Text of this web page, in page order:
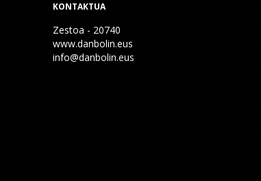
KONTAKTUA
Zestoa - 20740
www.danbolin.eus
info@danbolin.eus